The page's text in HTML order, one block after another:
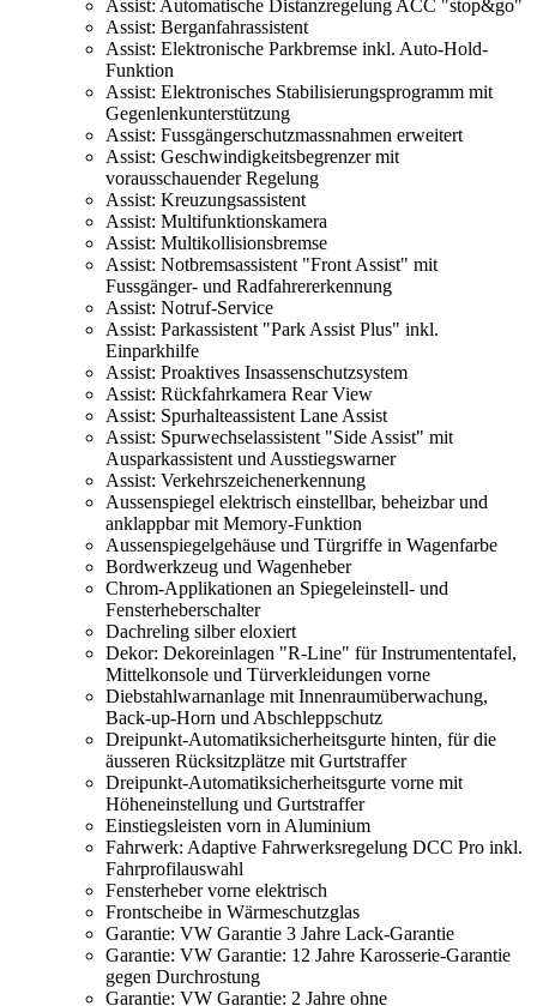
Assist: Automatische Distanzregelung ACC "stop&go"
Assist: Berganfahrassistent
Assist: Elektronische Parkbremse inkl. Auto-Hold-
Funktion
Assist: Elektronisches Stabilisierungsprogramm mit
Gegenlenkunterstützung
Assist: Fussgängerschutzmassnahmen erweitert
Assist: Geschwindigkeitsbegrenzer mit
vorausschauender Regelung
Assist: Kreuzungsassistent
Assist: Multifunktionskamera
Assist: Multikollisionsbremse
Assist: Notbremsassistent "Front Assist" mit
Fussgänger- und Radfahrererkennung
Assist: Notruf-Service
Assist: Parkassistent "Park Assist Plus" inkl.
Einparkhilfe
Assist: Proaktives Insassenschutzsystem
Assist: Rückfahrkamera Rear View
Assist: Spurhalteassistent Lane Assist
Assist: Spurwechselassistent "Side Assist" mit
Ausparkassistent und Ausstiegswarner
Assist: Verkehrszeichenerkennung
Aussenspiegel elektrisch einstellbar, beheizbar und
anklappbar mit Memory-Funktion
Aussenspiegelgehäuse und Türgriffe in Wagenfarbe
Bordwerkzeug und Wagenheber
Chrom-Applikationen an Spiegeleinstell- und
Fensterheberschalter
Dachreling silber eloxiert
Dekor: Dekoreinlagen "R-Line" für Instrumententafel,
Mittelkonsole und Türverkleidungen vorne
Diebstahlwarnanlage mit Innenraumüberwachung,
Back-up-Horn und Abschleppschutz
Dreipunkt-Automatiksicherheitsgurte hinten, für die
äusseren Rücksitzplätze mit Gurtstraffer
Dreipunkt-Automatiksicherheitsgurte vorne mit
Höheneinstellung und Gurtstraffer
Einstiegsleisten vorn in Aluminium
Fahrwerk: Adaptive Fahrwerksregelung DCC Pro inkl.
Fahrprofilauswahl
Fensterheber vorne elektrisch
Frontscheibe in Wärmeschutzglas
Garantie: VW Garantie 3 Jahre Lack-Garantie
Garantie: VW Garantie: 12 Jahre Karosserie-Garantie
gegen Durchrostung
Garantie: VW Garantie: 2 Jahre ohne